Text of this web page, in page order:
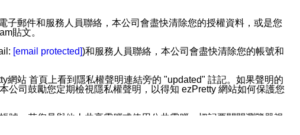
郵件和服務人員聯絡，本公司會盡快清除您的授權資料，或是您
貼文。
[email protected])和服務人員聯絡，本公司會盡快清除您的帳號和
站 首頁上看到隱私權聲明連結旁的 "updated" 註記。如果聲明的
司鼓勵您定期檢視隱私權聲明，以得知 ezPretty 網站如何保護您
。若您是與他人共享電腦或使用公共電腦，切記要關閉瀏覽器視